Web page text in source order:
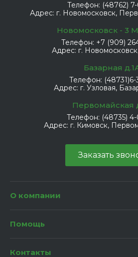
Телефон: (48762)
Адрес: г. Новомосковск,
Новомосковск - 3
Телефон: +7 (909)
Адрес: г.
Базарная
Телефон: (48731)6-
Адрес: г. Узловая,
Первомайская
Телефон: (48735)
Адрес: г. Кимовск,
Заказать
О компании
Помощь
Контакты